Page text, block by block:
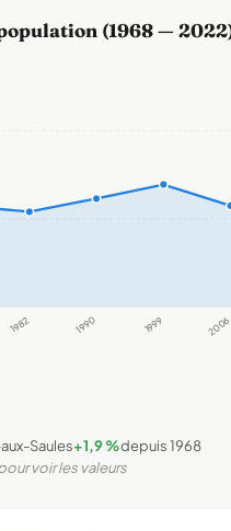
(1968 —
1982 1990 1999 2006
Saules+1,9 %depuis 1968
voir les valeurs